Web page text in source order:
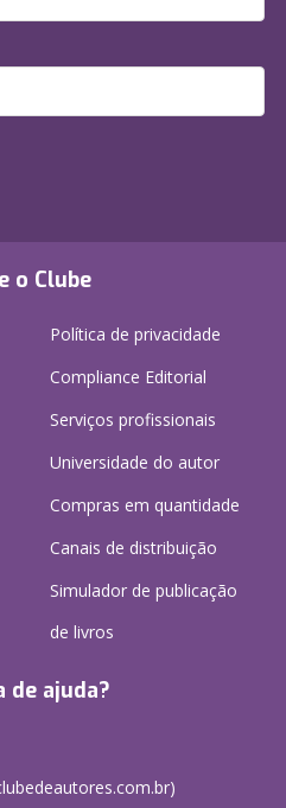
o Clube
Política de privacidade
Compliance Editorial
Serviços profissionais
Universidade do autor
Compras em quantidade
Canais de distribuição
Simulador de publicação
de livros
de ajuda?